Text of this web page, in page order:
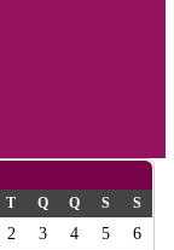
T Q Q S
S
2 3 4 5 6